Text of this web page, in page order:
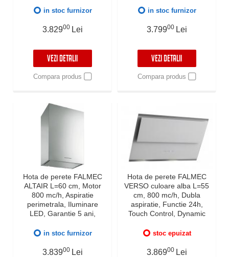
Fabricatie Italia
in stoc furnizor
3.82900 Lei
VEZI DETALII
Compara produs
in stoc furnizor
3.79900 Lei
VEZI DETALII
Compara produs
Hota de perete FALMEC
ALTAIR L=60 cm, Motor
800 mc/h, Aspiratie
perimetrala, Iluminare
LED, Garantie 5 ani,
LED, Inox AISI 304
in stoc furnizor
3.83900 Lei
Hota de perete FALMEC
VERSO culoare alba L=55
cm, 800 mc/h, Dubla
aspiratie, Functie 24h,
Touch Control, Dynamic
Fabricatie Italia
stoc epuizat
3.86900 Lei